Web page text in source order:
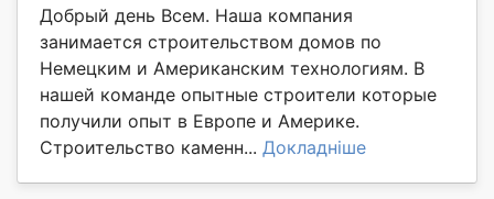
Добрый день Всем. Наша компания
занимается строительством домов по
Немецким и Американским технологиям. В
нашей команде опытные строители которые
получили опыт в Европе и Америке.
Строительство каменн... Докладніше